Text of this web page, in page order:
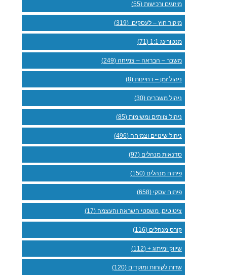
מיזוגים ורכישות (55)
מיקור חוץ – לעסקים. (319)
מנטורינג 1:1 (71)
משבר – הבראה – צמיחה (249)
ניהול זמן – דחיינות (8)
ניהול משברים (30)
ניהול צוותים ומשימות (85)
ניהול שינויים וצמיחה (496)
סדנאות מנהלים (97)
פיתוח מנהלים (150)
פיתוח עסקי (658)
ציטוטים, משפטי השראה והעצמה (17)
קורס מנהלים (116)
שיווק ומיתוג + (112)
שרות לקוחות ומוקדים (120)